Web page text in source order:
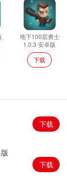
地下100层勇士
1.0.3 安卓版
下载
下载
下载